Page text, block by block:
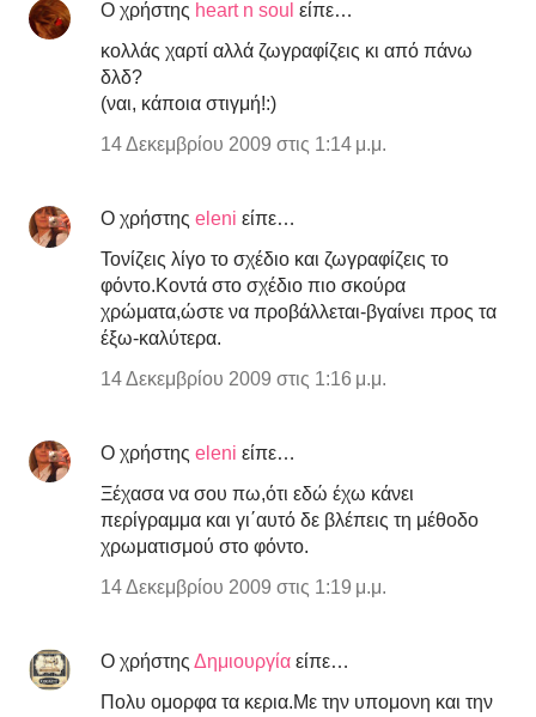
Ο χρήστης heart n soul είπε…
κολλάς χαρτί αλλά ζωγραφίζεις κι από πάνω
δλδ?
(ναι, κάποια στιγμή!:)
14 Δεκεμβρίου 2009 στις 1:14 μ.μ.
Ο χρήστης eleni είπε…
Τονίζεις λίγο το σχέδιο και ζωγραφίζεις το
φόντο.Κοντά στο σχέδιο πιο σκούρα
χρώματα,ώστε να προβάλλεται-βγαίνει προς τα
έξω-καλύτερα.
14 Δεκεμβρίου 2009 στις 1:16 μ.μ.
Ο χρήστης eleni είπε…
Ξέχασα να σου πω,ότι εδώ έχω κάνει
περίγραμμα και γι΄αυτό δε βλέπεις τη μέθοδο
χρωματισμού στο φόντο.
14 Δεκεμβρίου 2009 στις 1:19 μ.μ.
Ο χρήστης Δημιουργία είπε…
Πολυ ομορφα τα κερια.Με την υπομονη και την